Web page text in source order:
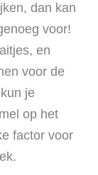
dan kan
voor!
en
voor de
je
op het
factor voor